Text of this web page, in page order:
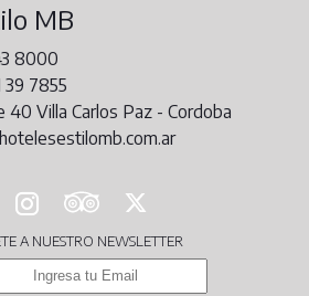
MB
8000
39 7855
40 Villa Carlos Paz - Cordoba
A NUESTRO NEWSLETTER